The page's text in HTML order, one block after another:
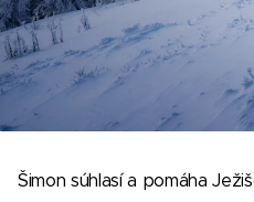
Šimon súhlasí a pomáha